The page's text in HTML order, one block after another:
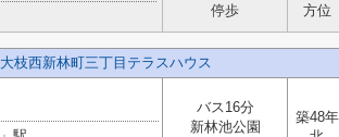
停歩
方位
大枝西新林町三丁目テラスハウス
バス16分
新林池公園
築48年